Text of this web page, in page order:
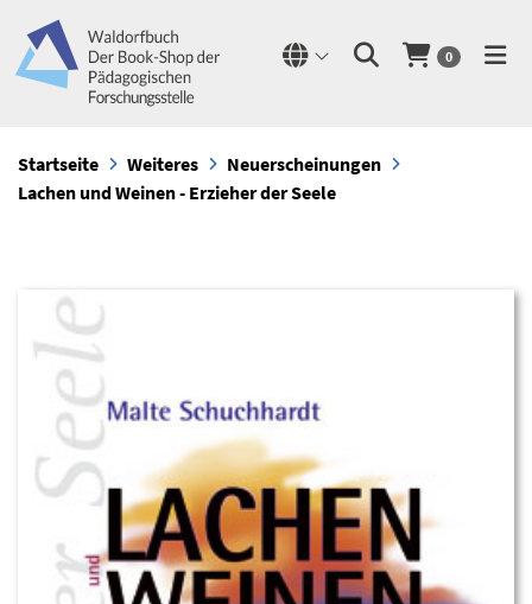
0
Startseite Weiteres
Neuerscheinungen
Lachen und Weinen - Erzieher der Seele